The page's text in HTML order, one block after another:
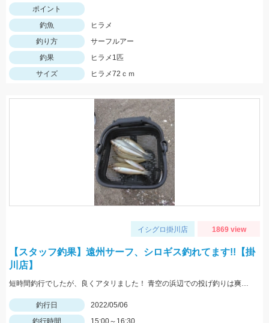
ポイント
釣魚
ヒラメ
釣り方
サーフルアー
釣果
ヒラメ1匹
サイズ
ヒラメ72ｃｍ
イシグロ掛川店 1869 view
【スタッフ釣果】遠州サーフ、シロギス釣れてます!!【掛
川店】
短時間釣行でしたが、良くアタリました！ 青空の浜辺での投げ釣りは爽快です♪
釣行日
2022/05/06
釣行時間
15:00～16:30